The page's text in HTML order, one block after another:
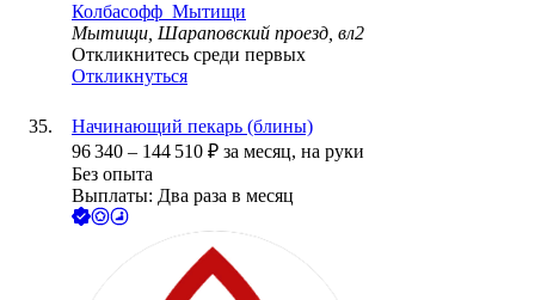
Колбасофф_Мытищи
Мытищи, Шараповский проезд, вл2
Откликнитесь среди первых
Откликнуться
Начинающий пекарь (блины)
96 340 – 144 510 ₽ за месяц, на руки
Без опыта
Выплаты: Два раза в месяц